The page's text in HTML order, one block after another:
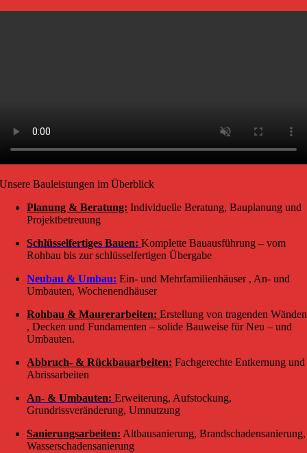
Unsere Bauleistungen im Überblick
Planung & Beratung: Individuelle Beratung, Bauplanung und
Projektbetreuung
Schlüsselfertiges Bauen: Komplette Bauausführung – vom
Rohbau bis zur schlüsselfertigen Übergabe
Neubau & Umbau: Ein- und Mehrfamilienhäuser , An- und
Umbauten, Wochenendhäuser
Rohbau & Maurerarbeiten: Erstellung von tragenden Wänden
, Decken und Fundamenten – solide Bauweise für Neu – und
Umbauten.
Abbruch- & Rückbauarbeiten: Fachgerechte Entkernung und
Abrissarbeiten
An- & Umbauten: Erweiterung, Aufstockung,
Grundrissveränderung, Umnutzung
Sanierungsarbeiten: Altbausanierung, Brandschadensanierung,
Wasserschadensanierung